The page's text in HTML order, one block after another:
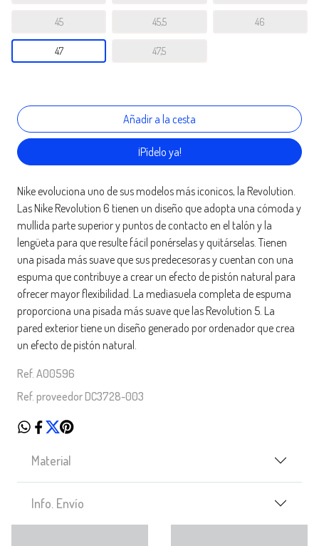
45 45,5 46
47 47,5
¡Pídelo ya!
Nike evoluciona uno de sus modelos más iconicos, la Revolution.
Las Nike Revolution 6 tienen un diseño que adopta una cómoda y
mullida parte superior y puntos de contacto en el talón y la
lengüeta para que resulte fácil ponérselas y quitárselas. Tienen
una pisada más suave que sus predecesoras y cuentan con una
espuma que contribuye a crear un efecto de pistón natural para
ofrecer mayor flexibilidad. La mediasuela completa de espuma
proporciona una pisada más suave que las Revolution 5. La
pared exterior tiene un diseño generado por ordenador que crea
un efecto de pistón natural.
Ref. A00596
Ref. proveedor DC3728-003
Material
Info. Envío